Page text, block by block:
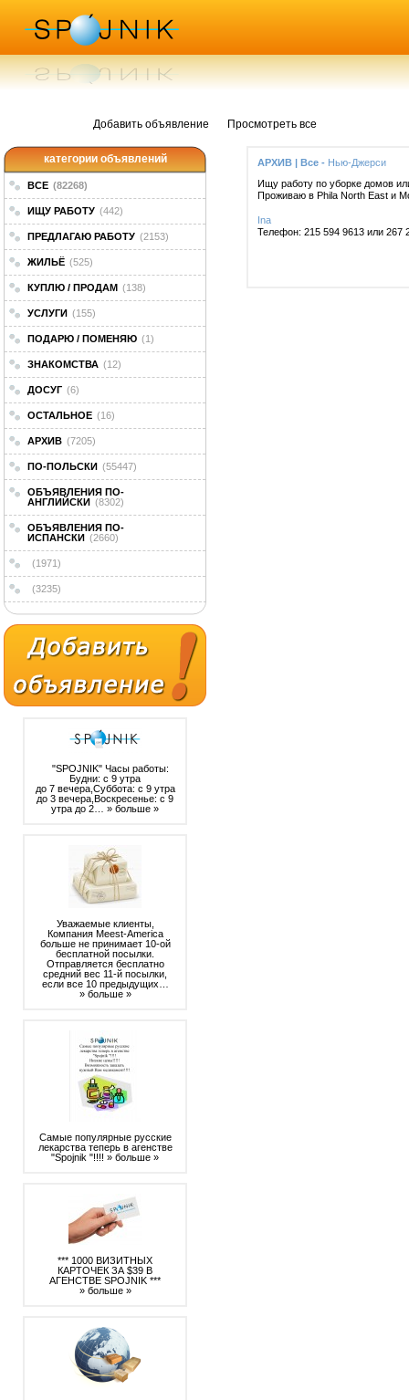
Добавить объявление Просмотреть все
категории объявлений
ВСЕ (82268)
ИЩУ РАБОТУ (442)
ПРЕДЛАГАЮ РАБОТУ (2153)
ЖИЛЬЁ (525)
КУПЛЮ / ПРОДАМ (138)
УСЛУГИ (155)
ПОДАРЮ / ПОМЕНЯЮ (1)
ЗНАКОМСТВА (12)
ДОСУГ (6)
ОСТАЛЬНОЕ (16)
АРХИВ (7205)
ПО-ПОЛЬСКИ (55447)
ОБЪЯВЛЕНИЯ ПО-
АНГЛИЙСКИ (8302)
ОБЪЯВЛЕНИЯ ПО-
ИСПАНСКИ (2660)
(1971)
(3235)
"SPOJNIK" Часы работы:
Будни: с 9 утра
до 7 вечера,Суббота: с 9 утра
до 3 вечера,Воскресенье: с 9
утра до 2… » больше »
Уважаемые клиенты,
Компания Meest-America
больше не принимает 10-ой
бесплатной посылки.
Отправляется бесплатно
средний вес 11-й посылки,
если все 10 предыдущих…
» больше »
Самые популярные русские
лекарства теперь в агенстве
"Spojnik "!!!! » больше »
*** 1000 ВИЗИТНЫХ
КАРТОЧЕК ЗА $39 В
АГЕНСТВЕ SPOJNIK ***
» больше »
АРХИВ | Все - Нью-Джерси
Ищу работу по уборке домов
Проживаю в Phila North East и
Ina
Телефон: 215 594 9613 или 267